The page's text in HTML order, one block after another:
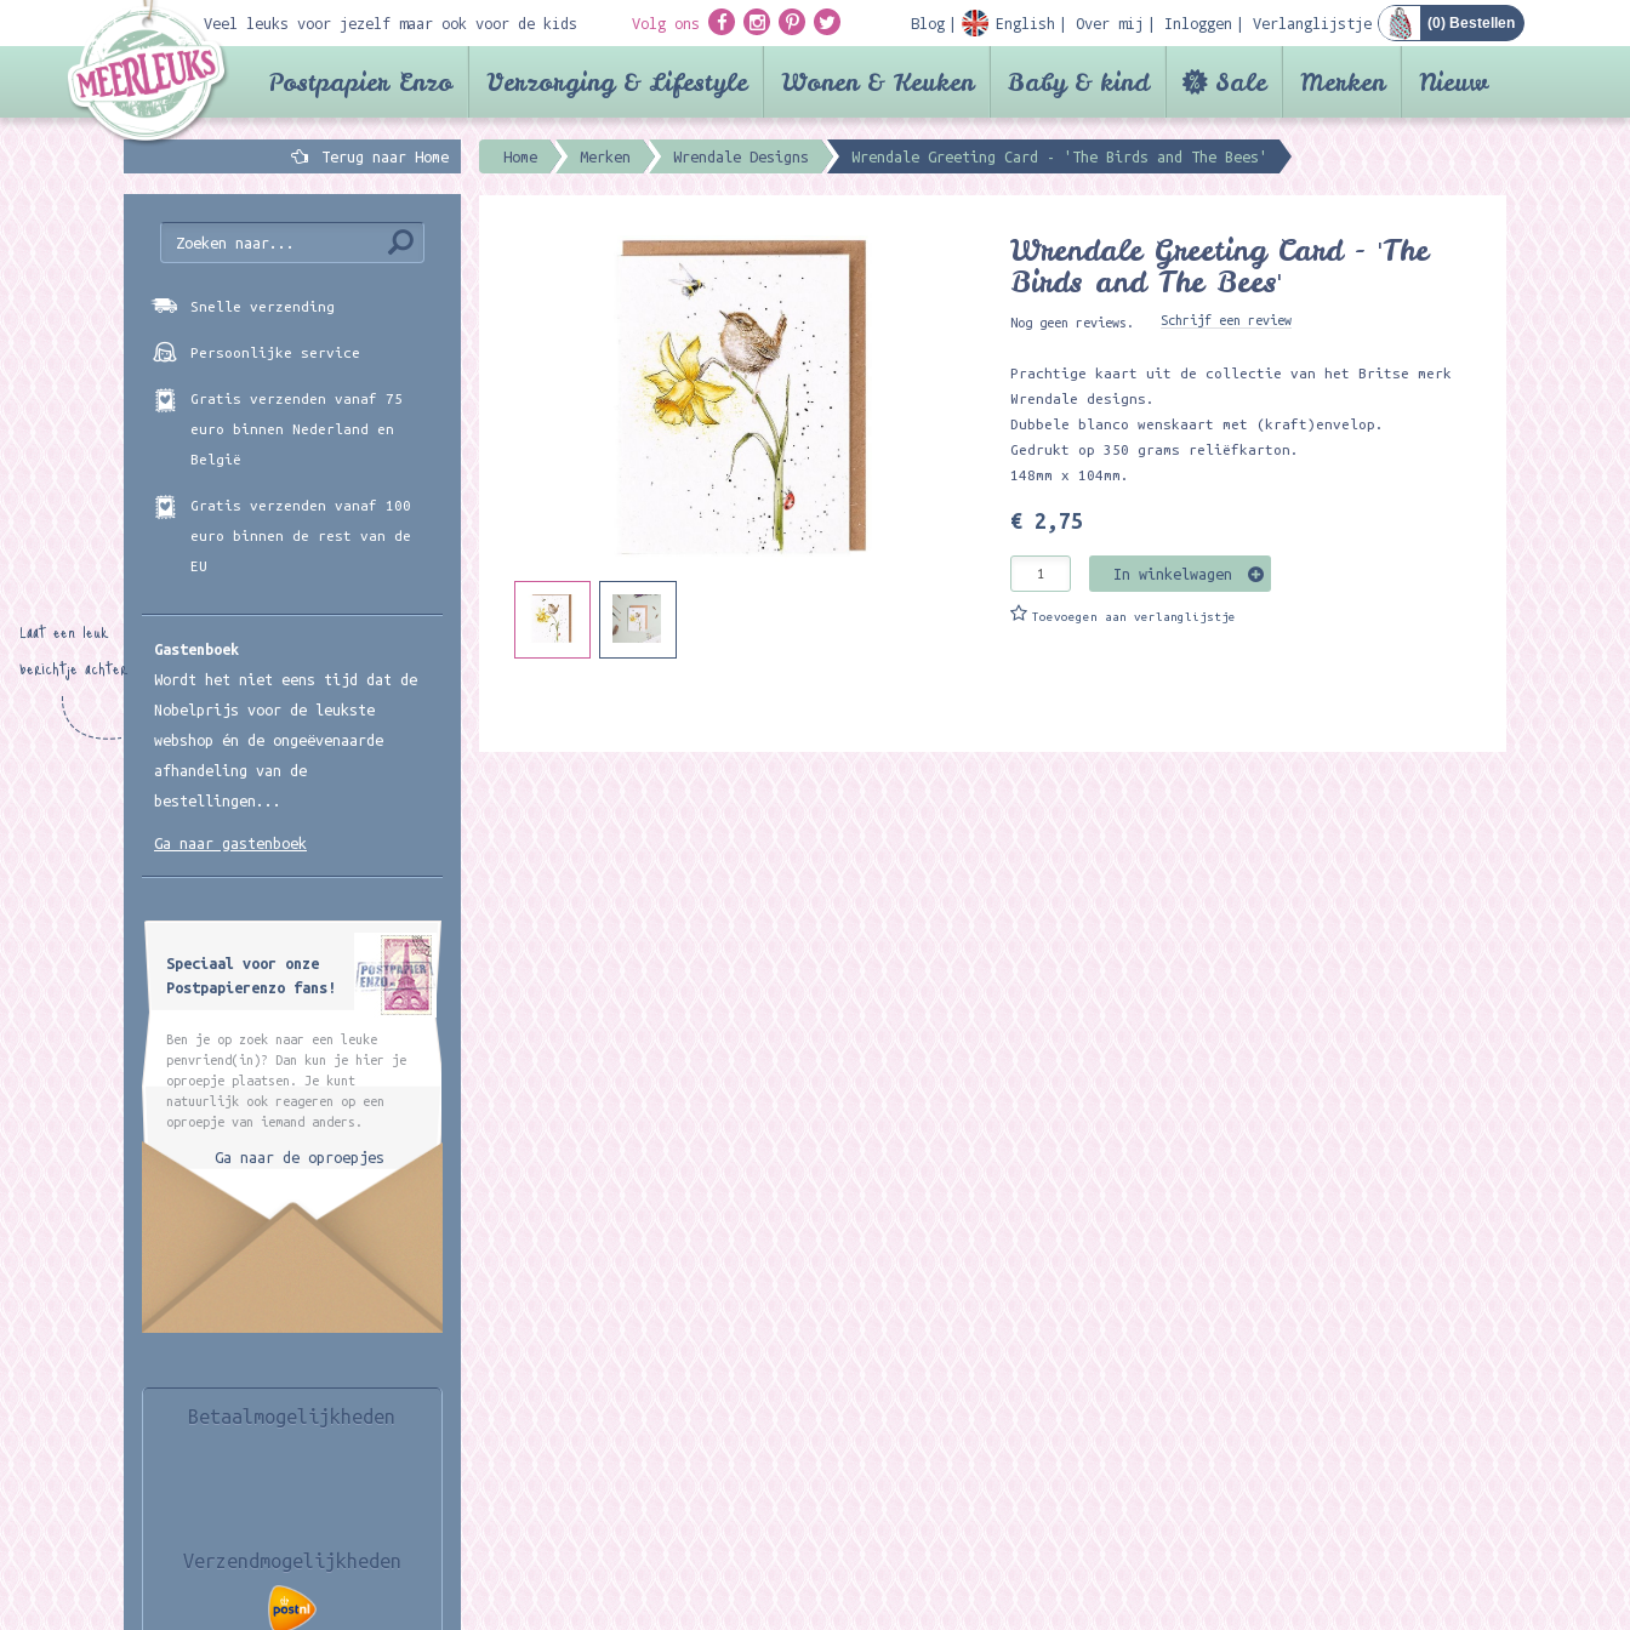
Veel leuks voor jezelf maar ook voor de kids Volg ons Blog English Over mij Inloggen Verlanglijstje (0) Bestellen
Postpapier Enzo Verzorging & Lifestyle Wonen & Keuken Baby & kind Sale Merken Nieuw
Terug naar Home Home Merken Wrendale Designs Wrendale Greeting Card - 'The Birds and The Bees'
Wrendale Greeting Card - 'The
Birds and The Bees'
Nog geen reviews. Schrijf een review
Prachtige kaart uit de collectie van het Britse merk
Wrendale designs.
Dubbele blanco wenskaart met (kraft)envelop.
Gedrukt op 350 grams reliëfkarton.
148mm x 104mm.
€ 2,75
In winkelwagen
Toevoegen aan verlanglijstje
Snelle verzending
Persoonlijke service
Gratis verzenden vanaf 75
euro binnen Nederland en
België
Gratis verzenden vanaf 100
euro binnen de rest van de
EU
Gastenboek
Wordt het niet eens tijd dat de
Nobelprijs voor de leukste
webshop én de ongeëvenaarde
afhandeling van de
bestellingen...
Laat een leuk
berichtje achter
Ga naar gastenboek
Speciaal voor onze
Postpapierenzo fans!
Ben je op zoek naar een leuke
penvriend(in)? Dan kun je hier je
oproepje plaatsen. Je kunt
natuurlijk ook reageren op een
oproepje van iemand anders.
Ga naar de oproepjes
Betaalmogelijkheden
Verzendmogelijkheden